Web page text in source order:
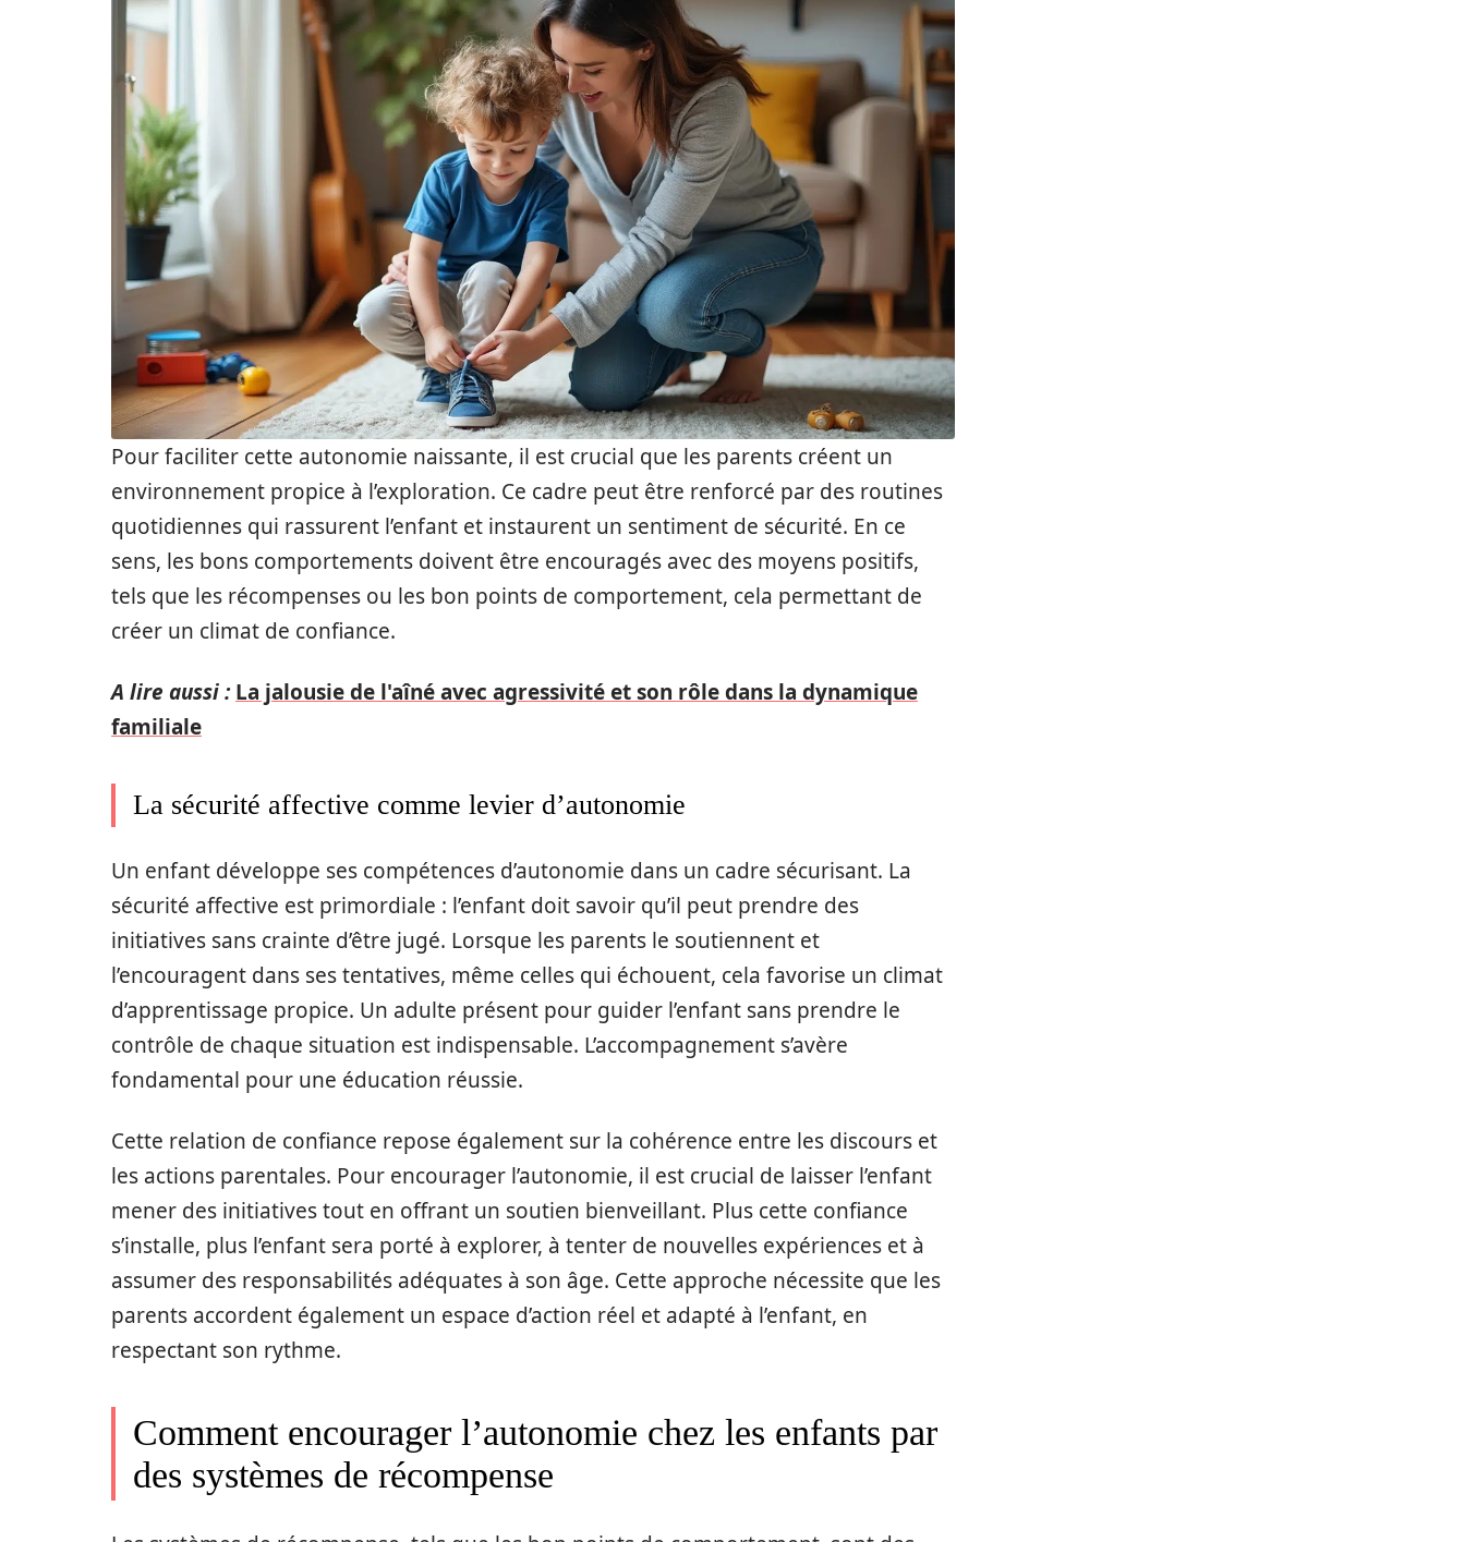
Pour faciliter cette autonomie naissante, il est crucial que les parents créent un
environnement propice à l’exploration. Ce cadre peut être renforcé par des routines
quotidiennes qui rassurent l’enfant et instaurent un sentiment de sécurité. En ce
sens, les bons comportements doivent être encouragés avec des moyens positifs,
tels que les récompenses ou les bon points de comportement, cela permettant de
créer un climat de confiance.
A lire aussi : La jalousie de l'aîné avec agressivité et son rôle dans la dynamique
familiale
La sécurité affective comme levier d’autonomie
Un enfant développe ses compétences d’autonomie dans un cadre sécurisant. La
sécurité affective est primordiale : l’enfant doit savoir qu’il peut prendre des
initiatives sans crainte d’être jugé. Lorsque les parents le soutiennent et
l’encouragent dans ses tentatives, même celles qui échouent, cela favorise un climat
d’apprentissage propice. Un adulte présent pour guider l’enfant sans prendre le
contrôle de chaque situation est indispensable. L’accompagnement s’avère
fondamental pour une éducation réussie.
Cette relation de confiance repose également sur la cohérence entre les discours et
les actions parentales. Pour encourager l’autonomie, il est crucial de laisser l’enfant
mener des initiatives tout en offrant un soutien bienveillant. Plus cette confiance
s’installe, plus l’enfant sera porté à explorer, à tenter de nouvelles expériences et à
assumer des responsabilités adéquates à son âge. Cette approche nécessite que les
parents accordent également un espace d’action réel et adapté à l’enfant, en
respectant son rythme.
Comment encourager l’autonomie chez les enfants par
des systèmes de récompense